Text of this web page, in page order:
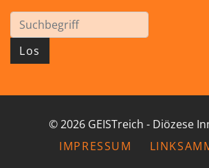
Los
© 2026 GEISTreich - Diözese
IMPRESSUM